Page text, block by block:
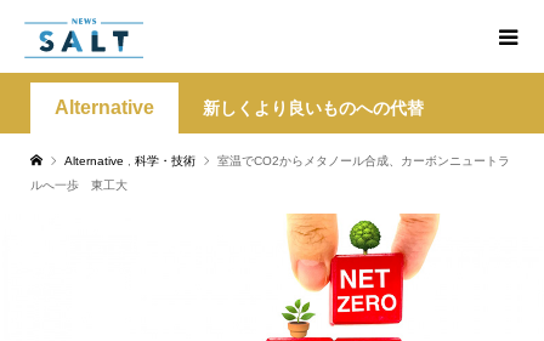
Alternative 新しくより良いものへの代替
Alternative 科学・技術
室温でCO2からメタノール合成、カーボンニュートラ
ルへ一歩 東工大